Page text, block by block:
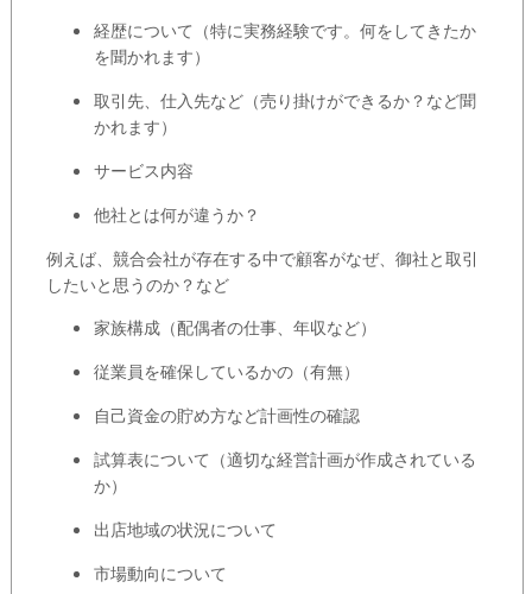
経歴について（特に実務経験です。何をしてきたか
を聞かれます）
取引先、仕入先など（売り掛けができるか？など聞
かれます）
サービス内容
他社とは何が違うか？
例えば、競合会社が存在する中で顧客がなぜ、御社と取引
したいと思うのか？など
家族構成（配偶者の仕事、年収など）
従業員を確保しているかの（有無）
自己資金の貯め方など計画性の確認
試算表について（適切な経営計画が作成されている
か）
出店地域の状況について
市場動向について